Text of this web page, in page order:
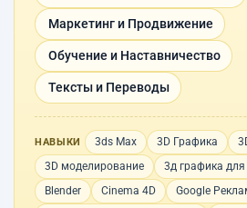
Маркетинг и Продвижение
Обучение и Наставничество
Тексты и Переводы
НАВЫКИ 3ds Max 3D Графика
3D моделирование
3д графика для
Blender
Cinema 4D
Google